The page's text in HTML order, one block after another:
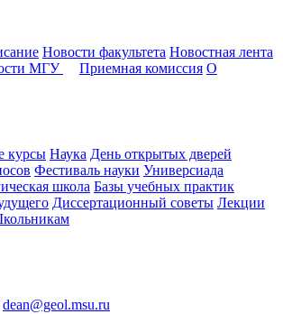
Новости факультета Новостная лента
МГУ Приемная комиссия О
курсы Наука День открытых дверей
Фестиваль науки Универсиада
школа Базы учебных практик
Диссертационный советы Лекции
dean@geol.msu.ru